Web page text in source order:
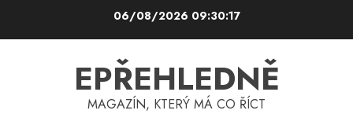
06/08/2026 09:30:17
EPŘEHLEDNĚ
MAGAZÍN, KTERÝ MÁ CO ŘÍCT